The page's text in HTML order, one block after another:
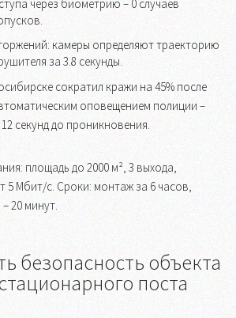
через биометрию – 0 случаев
камеры определяют траекторию
за 3.8 секунды.
сократил кражи на 45% после
оповещением полиции –
секунд до проникновения.
площадь до 2000 м², 3 выхода,
5 Мбит/с. Сроки: монтаж за 6 часов,
20 минут.
безопасность объекта
поста